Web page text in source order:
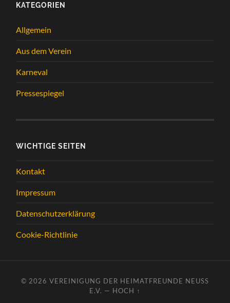
KATEGORIEN
Allgemein
Aus dem Verein
Karneval
Pressespiegel
WICHTIGE SEITEN
Kontakt
Impressum
Datenschutzerklärung
Cookie-Richtlinie
© 2026 VEREINIGUNG DER HEIMATFREUNDE NEUSS
E.V. — HOCH ↑